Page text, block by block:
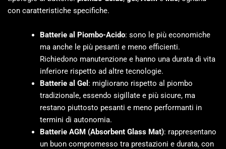
con caratteristiche specifiche.
Batterie al Piombo-Acido: sono le più economiche
ma anche le più pesanti e meno efficienti.
Richiedono manutenzione e hanno una durata di vita
inferiore rispetto ad altre tecnologie.
Batterie al Gel : migliorano rispetto al piombo
tradizionale, essendo sigillate e più sicure, ma
restano piuttosto pesanti e meno performanti in
termini di autonomia.
Batterie AGM (Absorbent Glass Mat): rappresentano
un buon compromesso tra prestazioni e durata, con